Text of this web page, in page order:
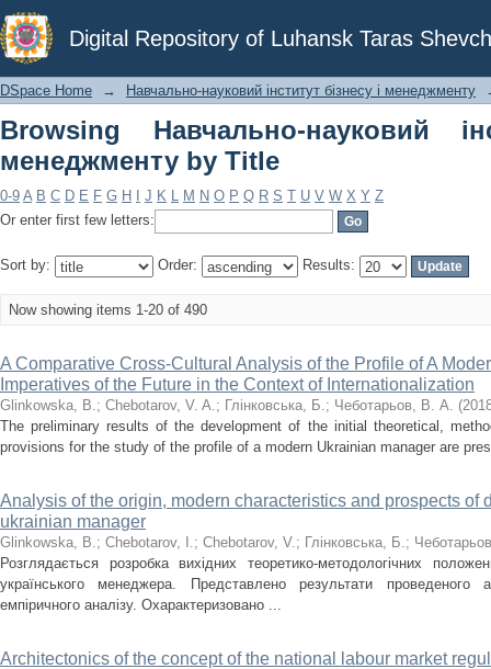
Digital Repository of Luhansk Taras
Browsing Навчально-науковий
DSpace Home → Навчально-науковий інститут бізнесу і менеджменту
Browsing Навчально-науковий
менеджменту by Title
0-9 A B C D E F G H J K L M N O P Q R S T U V W X Y Z
Or enter first few letters:
Sort by: Order: Results:
Now showing items 1-20 of 490
A Comparative Cross‑Cultural Analysis of the Profile of A
Imperatives of the Future in the Context of Internationalization
Glinkowska, B.; Chebotarov, V. A.; Глінковська, Б.; Чеботарьов, В. А. (
The preliminary results of the development of the initial theoretical,
provisions for the study of the profile of a modern Ukrainian manager are
Analysis of the origin, modern characteristics and prospects of
ukrainian manager
Glinkowska, B.; Chebotarov, I.; Chebotarov, V.; Глінковська, Б.;
Розглядається розробка вихідних теоретико-методологічних
українського менеджера. Представлено результати проведеного
емпіричного аналізу. Охарактеризовано ...
Architectonics of the concept of the national labour market